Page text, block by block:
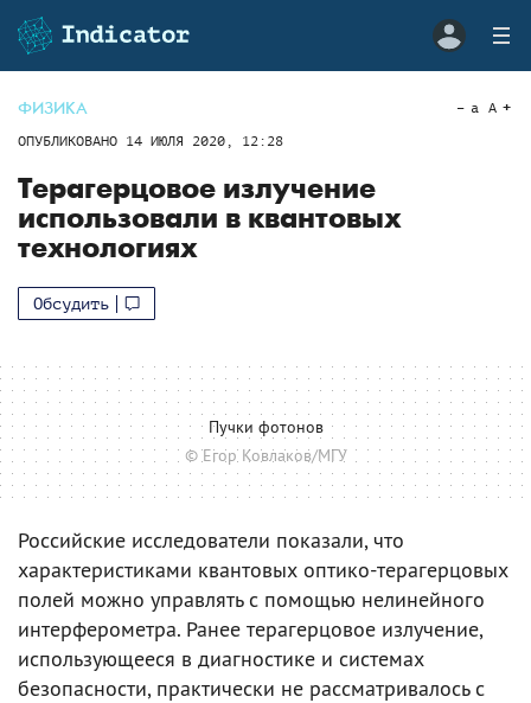
ФИЗИКА
ОПУБЛИКОВАНО 14 ИЮЛЯ 2020, 12:28
a A
Терагерцовое излучение
использовали в квантовых
технологиях
Обсудить
Пучки фотонов
© Егор Ковлаков/МГУ
Российские исследователи показали, что
характеристиками квантовых оптико-терагерцовых
полей можно управлять с помощью нелинейного
интерферометра. Ранее терагерцовое излучение,
использующееся в диагностике и системах
безопасности, практически не рассматривалось с